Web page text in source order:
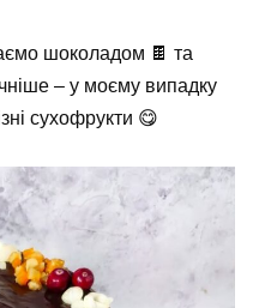
шоколадом 🍫 та
– у моєму випадку
сухофрукти 😋